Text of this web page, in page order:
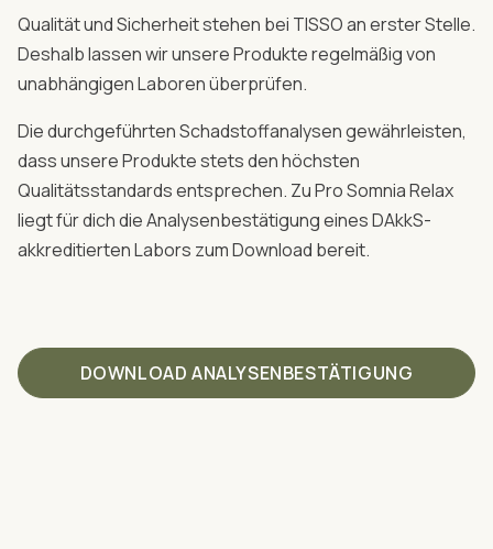
Qualität und Sicherheit stehen bei TISSO an erster Stelle.
Deshalb lassen wir unsere Produkte regelmäßig von
unabhängigen Laboren überprüfen.
Die durchgeführten Schadstoffanalysen gewährleisten,
dass unsere Produkte stets den höchsten
Qualitätsstandards entsprechen. Zu Pro Somnia Relax
liegt für dich die Analysenbestätigung eines DAkkS-
akkreditierten Labors zum Download bereit.
DOWNLOAD ANALYSENBESTÄTIGUNG